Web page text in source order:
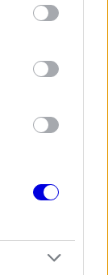
may click to
tags to
Google
elindult a